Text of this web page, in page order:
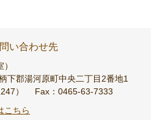
い合わせ先
下郡湯河原町中央二丁目2番地1
）
Fax：0465-63-7333
こちら